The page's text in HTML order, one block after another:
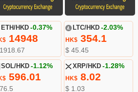
ETH/HKD -0.37%
14948
LTC/HKD -2.03%
HK$354.1
$ 45.45
SOL/HKD -1.12%
596.01
XRP/HKD -1.28%
HK$8.02
$ 1.03